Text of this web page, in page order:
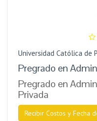
Universidad Católica de
Pregrado en
Pregrado en
Privada
Recibir Costos y Fecha